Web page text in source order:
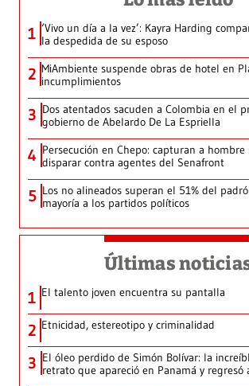
1 ‘Vivo un día a la vez’: Kayra Harding
la despedida de su esposo
2 MiAmbiente suspende obras de hotel en
incumplimientos
3 Dos atentados sacuden a Colombia en el
gobierno de Abelardo De La Espriella
4 Persecución en Chepo: capturan a
disparar contra agentes del Senafront
5 Los no alineados superan el 51% del
mayoría a los partidos políticos
Últimas
1 El talento joven encuentra su pantalla​
2 Etnicidad, estereotipo y criminalidad
3 El óleo perdido de Simón Bolívar: la
retrato que apareció en Panamá y regresó